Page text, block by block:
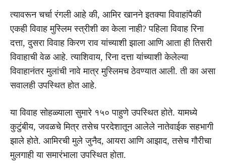
त्यावरून चर्चा रंगली आहे की, आमिर खानने इतक्या विवाहांपैकी
एकही विवाह मुस्लिम स्त्रीशी का केला नाही? पहिला विवाह रिना
दत्ता, दुसरा विवाह किरण राव यांच्याशी झाला आणि आता ही तिसरी
विवाहाची वेळ आहे. त्याशिवाय, रिना दत्ता यांच्याशी केलेल्या
विवाहानंतर मुलांची नावे मात्र मुस्लिमच ठेवण्यात आली. ती का असा
सवालही उपस्थित होत आहे.
या विवाह सोहळ्याला सुमारे १५० पाहुणे उपस्थित होते. यामध्ये
कुटुंबीय, जवळचे मित्र तसेच परदेशातून आलेले नातेवाईक सहभागी
झाले होते. आमिरची मुले जुनैद, आयरा आणि आझाद, तसेच गौरीचा
मुलगाही या समारंभाला उपस्थित होता.